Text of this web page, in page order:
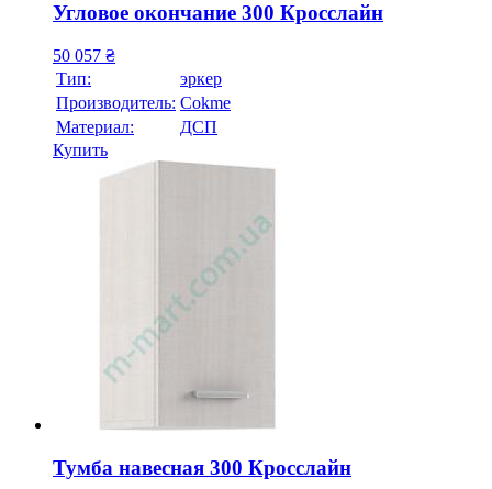
Угловое окончание 300 Кросслайн
50 057 ₴
Тип:
эркер
Производитель: Cokme
Материал:
ДСП
Купить
Тумба навесная 300 Кросслайн